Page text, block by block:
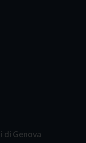
di Genova